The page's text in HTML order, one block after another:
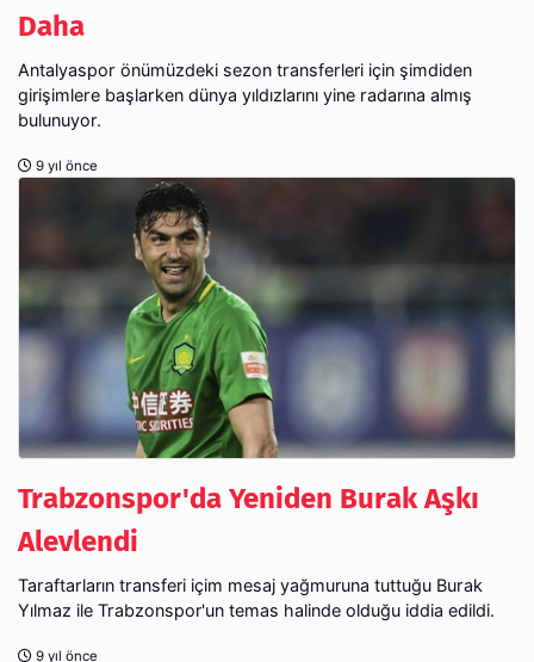
Daha
Antalyaspor önümüzdeki sezon transferleri için şimdiden
girişimlere başlarken dünya yıldızlarını yine radarına almış
bulunuyor.
9 yıl önce
Trabzonspor'da Yeniden Burak Aşkı
Alevlendi
Taraftarların transferi içim mesaj yağmuruna tuttuğu Burak
Yılmaz ile Trabzonspor'un temas halinde olduğu iddia edildi.
9 yıl önce